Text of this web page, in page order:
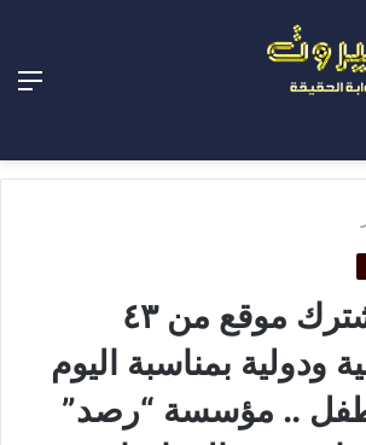
في بيان مشترك موقع من ٤٣
ودولية بمناسبة اليوم
.. مؤسسة “رصد”